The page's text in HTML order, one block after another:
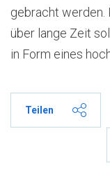
gebracht werden.
über lange Zeit
in Form eines
Teilen